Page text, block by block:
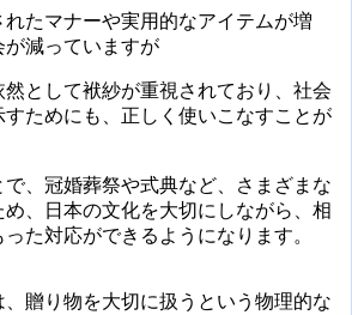
たマナーや実用的なアイテムが増
が減っていますが
として袱紗が重視されており、社会
すためにも、正しく使いこなすことが
、冠婚葬祭や式典など、さまざまな
、日本の文化を大切にしながら、相
た対応ができるようになります。
贈り物を大切に扱うという物理的な